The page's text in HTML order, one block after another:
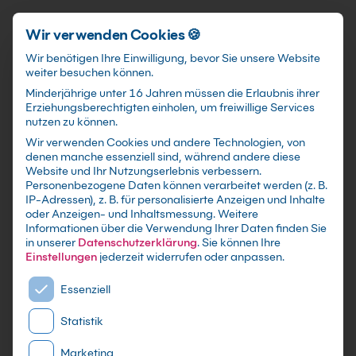
Schnellzugriff
SAP® Zusätzliche Themen
der Lagerverwaltung
Kompaktkurs
Individuelle Firmen-und Inhouseschulungen
nach Maß - Live Online oder in Präsenz lernen -
In kleinen Gruppen oder im gezielten
Einzelcoaching
Wir verwenden Cookies 🍪
Wir benötigen Ihre Einwilligung, bevor Sie unsere Website
weiter besuchen können.
Minderjährige unter 16 Jahren müssen die Erlaubnis ihrer
Erziehungsberechtigten einholen, um freiwillige Services
nutzen zu können.
Wir verwenden Cookies und andere Technologien, von
denen manche essenziell sind, während andere diese
Website und Ihr Nutzungserlebnis verbessern.
Personenbezogene Daten können verarbeitet werden (z. B.
IP-Adressen), z. B. für personalisierte Anzeigen und Inhalte
oder Anzeigen- und Inhaltsmessung.Weitere
Informationen über die Verwendung Ihrer Daten finden Sie
in unserer Datenschutzerklärung.Sie können Ihre
Einstellungen jederzeit widerrufen oder anpassen.
Es folgt eine Liste der Service-Gruppen, für die eine
Essenziell
Statistik
Marketing